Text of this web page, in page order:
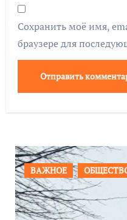
Сохранить моё имя,
браузере для
ПРОИСШЕСТВИЯ